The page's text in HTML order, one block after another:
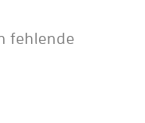
fehlende